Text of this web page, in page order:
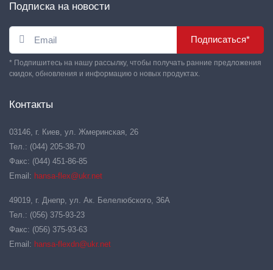
Подписка на новости
Подписаться*
* Подпишитесь на нашу рассылку, чтобы получать ранние предложения
скидок, обновления и информацию о новых продуктах.
Контакты
03146, г. Киев, ул. Жмеринская, 26
Тел.: (044) 205-38-70
Факс: (044) 451-86-85
Email: hansa-flex@ukr.net
49019, г. Днепр, ул. Ак. Белелюбского, 36А
Тел.: (056) 375-93-23
Факс: (056) 375-93-63
Email: hansa-flexdn@ukr.net